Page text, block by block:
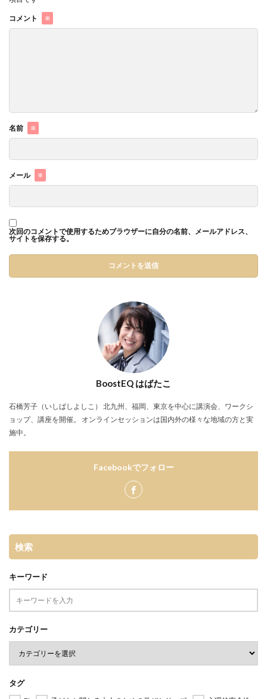
コメント ※
名前 ※
メール ※
次回のコメントで使用するためブラウザーに自分の名前、メールアドレス、
サイトを保存する。
BoostEQ はばたこ
石橋芳子（いしばしよしこ） 北九州、福岡、東京を中心に講演会、ワークシ
ョップ、講座を開催。 オンラインセッションは国内外の様々な地域の方と実
施中。
Facebookでフォロー
検索
キーワード
カテゴリー
タグ